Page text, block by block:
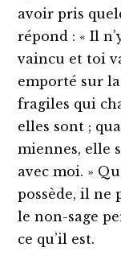
avoir pris
répond : « Il
vaincu et toi
emporté sur
fragiles qui
elles sont ;
miennes, elle
avec moi. »
possède, il ne
le non-sage
ce qu’il est.